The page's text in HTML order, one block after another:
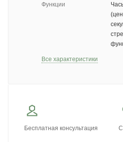
Функции
Все характеристики
Бесплатная консультация